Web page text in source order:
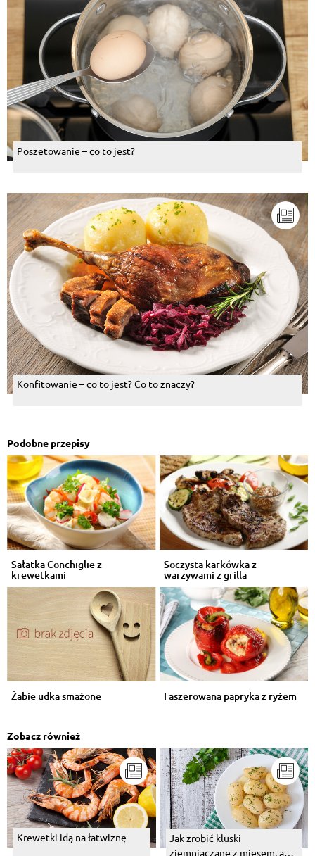
Poszetowanie – co to jest?
Konfitowanie – co to jest? Co to znaczy?
Podobne przepisy
Sałatka Conchiglie z
krewetkami
Soczysta karkówka z
warzywami z grilla
Żabie udka smażone Faszerowana papryka z ryżem
Zobacz również
Krewetki idą na łatwiznę
Jak zrobić kluski
ziemniaczane z mięsem, a